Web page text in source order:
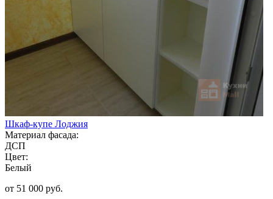
Шкаф-купе Лоджия
Материал фасада:
ДСП
Цвет:
Белый
от 51 000 руб.